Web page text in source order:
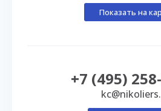
Показать на
+7 (495)